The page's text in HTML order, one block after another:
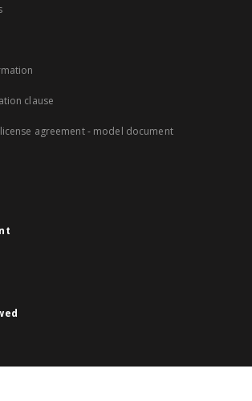
clause
agreement - model document